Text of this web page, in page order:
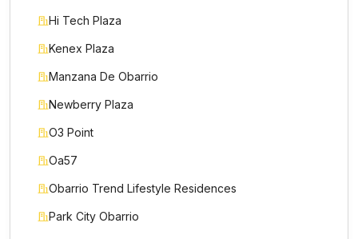
Hi Tech Plaza
Kenex Plaza
Manzana De Obarrio
Newberry Plaza
O3 Point
Oa57
Obarrio Trend Lifestyle Residences
Park City Obarrio